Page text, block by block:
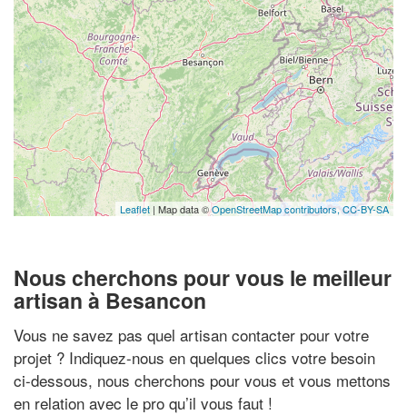
Leaflet | Map data ©OpenStreetMap contributors,CC-BY-SA
Nous cherchons pour vous le meilleur
artisan à Besancon
Vous ne savez pas quel artisan contacter pour votre
projet ? Indiquez-nous en quelques clics votre besoin
ci-dessous, nous cherchons pour vous et vous mettons
en relation avec le pro qu’il vous faut !